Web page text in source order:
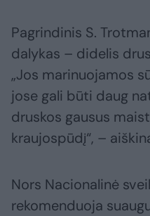
Pagrindinis S.
dalykas – didelis
„Jos marinuojamos
jose gali būti daug
druskos gausus
kraujospūdį“, –
Nors Nacionalinė
rekomenduoja